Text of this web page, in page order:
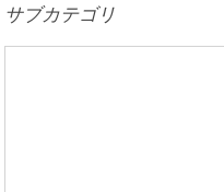
サブカテゴリ